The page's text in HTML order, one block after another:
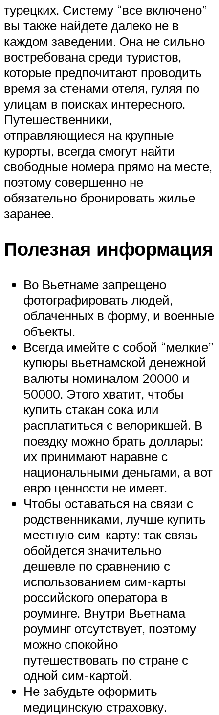
турецких. Систему “все включено”
вы также найдете далеко не в
каждом заведении. Она не сильно
востребована среди туристов,
которые предпочитают проводить
время за стенами отеля, гуляя по
улицам в поисках интересного.
Путешественники,
отправляющиеся на крупные
курорты, всегда смогут найти
свободные номера прямо на месте,
поэтому совершенно не
обязательно бронировать жилье
заранее.
Полезная информация
Во Вьетнаме запрещено
фотографировать людей,
облаченных в форму, и военные
объекты.
Всегда имейте с собой “мелкие”
купюры вьетнамской денежной
валюты номиналом 20000 и
50000. Этого хватит, чтобы
купить стакан сока или
расплатиться с велорикшей. В
поездку можно брать доллары:
их принимают наравне с
национальными деньгами, а вот
евро ценности не имеет.
Чтобы оставаться на связи с
родственниками, лучше купить
местную сим-карту: так связь
обойдется значительно
дешевле по сравнению с
использованием сим-карты
российского оператора в
роуминге. Внутри Вьетнама
роуминг отсутствует, поэтому
можно спокойно
путешествовать по стране с
одной сим-картой.
Не забудьте оформить
медицинскую страховку.